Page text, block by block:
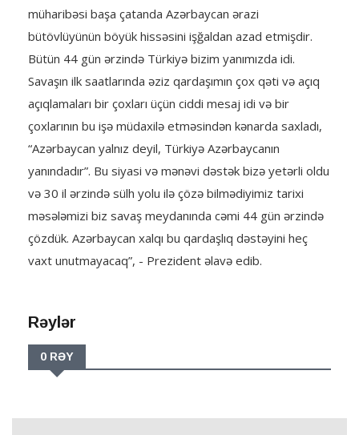
müharibəsi başa çatanda Azərbaycan ərazi
bütövlüyünün böyük hissəsini işğaldan azad etmişdir.
Bütün 44 gün ərzində Türkiyə bizim yanımızda idi.
Savaşın ilk saatlarında əziz qardaşımın çox qəti və açıq
açıqlamaları bir çoxları üçün ciddi mesaj idi və bir
çoxlarının bu işə müdaxilə etməsindən kənarda saxladı,
“Azərbaycan yalnız deyil, Türkiyə Azərbaycanın
yanındadır”. Bu siyasi və mənəvi dəstək bizə yetərli oldu
və 30 il ərzində sülh yolu ilə çözə bilmədiyimiz tarixi
məsələmizi biz savaş meydanında cəmi 44 gün ərzində
çözdük. Azərbaycan xalqı bu qardaşlıq dəstəyini heç
vaxt unutmayacaq”, - Prezident əlavə edib.
Rəylər
0 RƏY